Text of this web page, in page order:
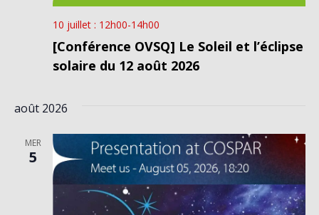
[Conférence OVSQ] Le Soleil et l’éclipse
solaire du 12 août 2026
10 juillet : 12h00-14h00
août 2026
MER
5